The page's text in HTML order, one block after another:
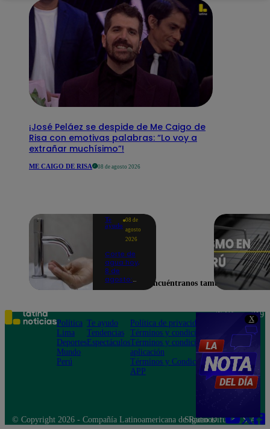
X
¡José Peláez se despide de Me Caigo de
Risa con emotivas palabras: “Lo voy a
extrañar muchísimo”!
ME CAIGO DE RISA 08 de agosto 2026
Te
ayudo
08 de
agosto
2026
Corte de
agua hoy,
8 de
agosto:
sin el
servicio de
Sedapal
Encuéntranos también en
Política
Lima
Deportes
Mundo
Perú
Te ayudo
Tendencias
Espectáculos
Política de privacidad
Términos y condiciones
Términos y condiciones
aplicación
Términos y Condiciones
APP
Teléfono: 219
Av. San
Felipe 968
Jesús María
© Copyright 2026 - Compañía Latinoamericana de Radio Difusión S.A.
Síguenos